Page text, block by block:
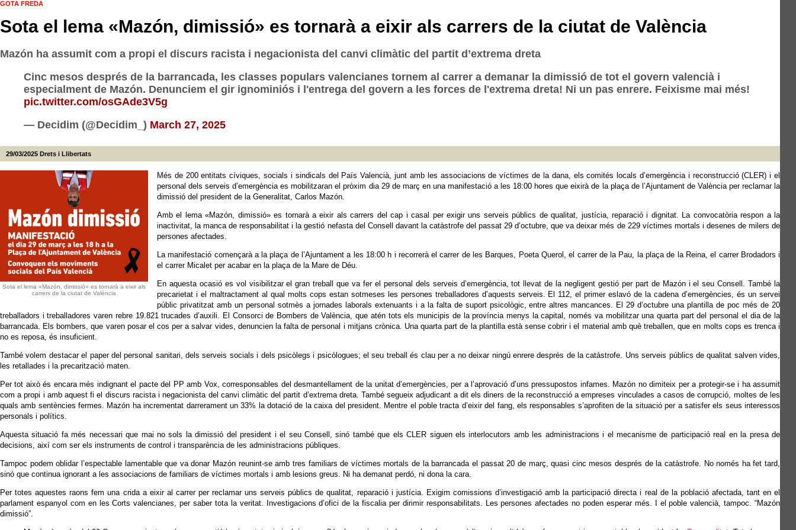
GOTA FREDA
Sota el lema «Mazón, dimissió» es tornarà a eixir als carrers de la ciutat de València
Mazón ha assumit com a propi el discurs racista i negacionista del canvi climàtic del partit d’extrema dreta
Cinc mesos després de la barrancada, les classes populars valencianes tornem al carrer a demanar la dimissió de tot el govern valencià i
especialment de Mazón. Denunciem el gir ignominiós i l'entrega del govern a les forces de l'extrema dreta! Ni un pas enrere. Feixisme mai més!
pic.twitter.com/osGAde3V5g
— Decidim (@Decidim_) March 27, 2025
29/03/2025 Drets i Llibertats
Sota el lema «Mazón, dimissió» es tornarà a eixir als
carrers de la ciutat de València
Més de 200 entitats cíviques, socials i sindicals del País Valencià, junt amb les associacions de víctimes de la dana, els comités locals d’emergència i reconstrucció (CLER) i el
personal dels serveis d’emergència es mobilitzaran el pròxim dia 29 de març en una manifestació a les 18:00 hores que eixirà de la plaça de l’Ajuntament de València per reclamar la
dimissió del president de la Generalitat, Carlos Mazón.
Amb el lema «Mazón, dimissió» es tornarà a eixir als carrers del cap i casal per exigir uns serveis públics de qualitat, justícia, reparació i dignitat. La convocatòria respon a la
inactivitat, la manca de responsabilitat i la gestió nefasta del Consell davant la catàstrofe del passat 29 d’octubre, que va deixar més de 229 víctimes mortals i desenes de milers de
persones afectades.
La manifestació començarà a la plaça de l’Ajuntament a les 18:00 h i recorrerà el carrer de les Barques, Poeta Querol, el carrer de la Pau, la plaça de la Reina, el carrer Brodadors i
el carrer Micalet per acabar en la plaça de la Mare de Déu.
En aquesta ocasió es vol visibilitzar el gran treball que va fer el personal dels serveis d’emergència, tot llevat de la negligent gestió per part de Mazón i el seu Consell. També la
precarietat i el maltractament al qual molts cops estan sotmeses les persones treballadores d’aquests serveis. El 112, el primer eslavó de la cadena d’emergències, és un servei
públic privatitzat amb un personal sotmès a jornades laborals extenuants i a la falta de suport psicològic, entre altres mancances. El 29 d’octubre una plantilla de poc més de 20
treballadors i treballadores varen rebre 19.821 trucades d’auxili. El Consorci de Bombers de València, que atén tots els municipis de la província menys la capital, només va mobilitzar una quarta part del personal el dia de la
barrancada. Els bombers, que varen posar el cos per a salvar vides, denuncien la falta de personal i mitjans crònica. Una quarta part de la plantilla està sense cobrir i el material amb què treballen, que en molts cops es trenca i
no es reposa, és insuficient.
També volem destacar el paper del personal sanitari, dels serveis socials i dels psicòlegs i psicòlogues; el seu treball és clau per a no deixar ningú enrere després de la catàstrofe. Uns serveis públics de qualitat salven vides,
les retallades i la precarització maten.
Per tot això és encara més indignant el pacte del PP amb Vox, corresponsables del desmantellament de la unitat d’emergències, per a l’aprovació d’uns pressupostos infames. Mazón no dimiteix per a protegir-se i ha assumit
com a propi i amb aquest fi el discurs racista i negacionista del canvi climàtic del partit d’extrema dreta. També segueix adjudicant a dit els diners de la reconstrucció a empreses vinculades a casos de corrupció, moltes de les
quals amb sentències fermes. Mazón ha incrementat darrerament un 33% la dotació de la caixa del president. Mentre el poble tracta d’eixir del fang, els responsables s’aprofiten de la situació per a satisfer els seus interessos
personals i polítics.
Aquesta situació fa més necessari que mai no sols la dimissió del president i el seu Consell, sinó també que els CLER siguen els interlocutors amb les administracions i el mecanisme de participació real en la presa de
decisions, així com ser els instruments de control i transparència de les administracions públiques.
Tampoc podem oblidar l’espectable lamentable que va donar Mazón reunint-se amb tres familiars de víctimes mortals de la barrancada el passat 20 de març, quasi cinc mesos després de la catàstrofe. No només ha fet tard,
sinó que continua ignorant a les associacions de familiars de víctimes mortals i amb lesions greus. Ni ha demanat perdó, ni dona la cara.
Per totes aquestes raons fem una crida a eixir al carrer per reclamar uns serveis públics de qualitat, reparació i justícia. Exigim comissions d’investigació amb la participació directa i real de la població afectada, tant en el
parlament espanyol com en les Corts valencianes, per saber tota la veritat. Investigacions d’ofici de la fiscalia per dirimir responsabilitats. Les persones afectades no poden esperar més. I el poble valencià, tampoc. “Mazón
dimissió”.